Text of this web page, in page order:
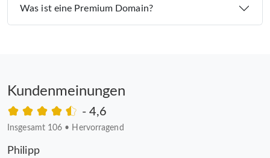
Was ist eine Premium Domain?
Kundenmeinungen
- 4,6
Insgesamt 106 • Hervorragend
Philipp